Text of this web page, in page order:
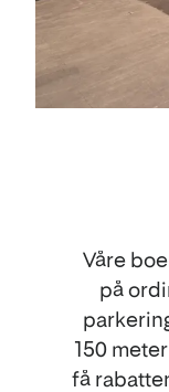
Våre
på
150
få